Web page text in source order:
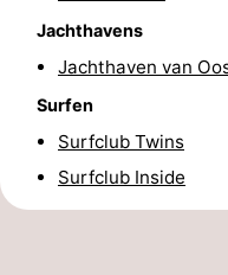
Route
Parkeren
Jachthavens
Jachthaven van
Surfen
Surfclub Twins
Surfclub Inside